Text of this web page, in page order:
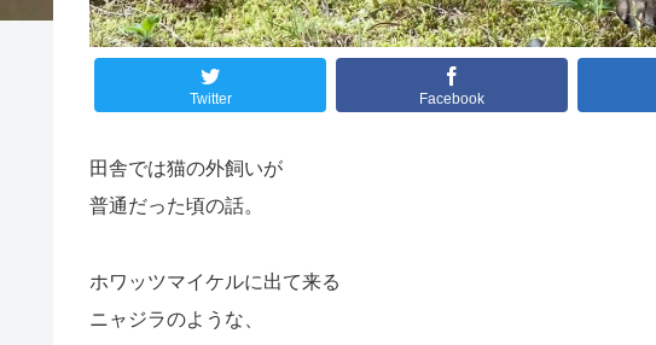
Twitter Facebook
田舎では猫の外飼いが
普通だった頃の話。
ホワッツマイケルに出て来る
ニャジラのような、